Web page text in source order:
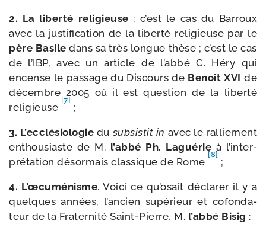
2. La liber­té reli­gieuse : c’est le cas du Barroux
avec la jus­ti­fi­ca­tion de la liber­té reli­gieuse par le
père Basile dans sa très longue thèse ; c’est le cas
de l’IBP, avec un article de l’ab­bé C. Héry qui
encense le pas­sage du Discours de Benoît XVI de
décembre 2005 où il est ques­tion de la liber­té
reli­gieuse
[7]
;
3. L’ecclésiologie dusub­sis­tit in avec le ral­lie­ment
enthou­siaste de M. l’ab­bé Ph. Laguérie à l’in­ter­
pré­ta­tion désor­mais clas­sique de Rome
[8]
;
4. L’œcu­mé­nisme. Voici ce qu’o­sait décla­rer il y a
quelques années, l’an­cien supé­rieur et cofon­da­
teur de la Fraternité Saint-​Pierre, M. l’ab­bé Bisig :